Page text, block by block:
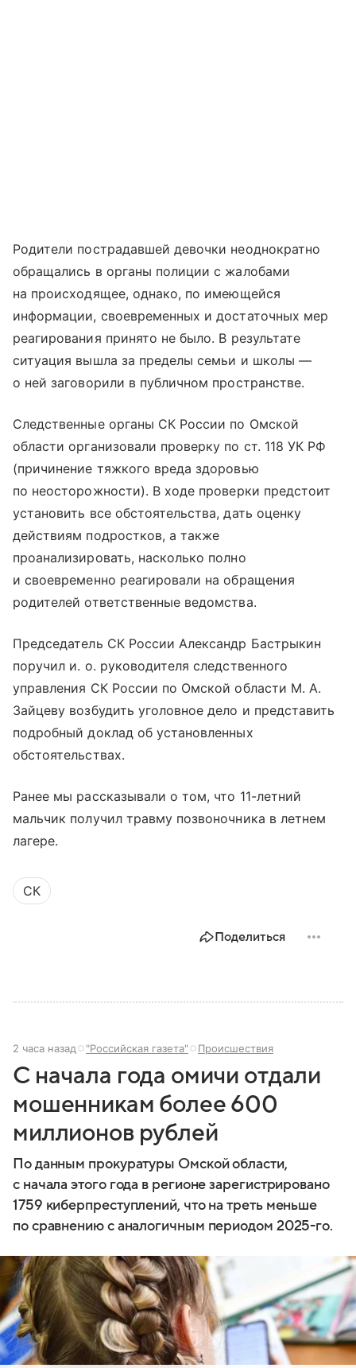
Родители пострадавшей девочки неоднократно
обращались в органы полиции с жалобами
на происходящее, однако, по имеющейся
информации, своевременных и достаточных мер
реагирования принято не было. В результате
ситуация вышла за пределы семьи и школы —
о ней заговорили в публичном пространстве.
Следственные органы СК России по Омской
области организовали проверку по ст. 118 УК РФ
(причинение тяжкого вреда здоровью
по неосторожности). В ходе проверки предстоит
установить все обстоятельства, дать оценку
действиям подростков, а также
проанализировать, насколько полно
и своевременно реагировали на обращения
родителей ответственные ведомства.
Председатель СК России Александр Бастрыкин
поручил и. о. руководителя следственного
управления СК России по Омской области М. А.
Зайцеву возбудить уголовное дело и представить
подробный доклад об установленных
обстоятельствах.
Ранее мы рассказывали о том, что 11-летний
мальчик получил травму позвоночника в летнем
лагере.
СК
Поделиться
2 часа назад "Российская газета" Происшествия
С начала года омичи отдали
мошенникам более 600
миллионов рублей
По данным прокуратуры Омской области,
с начала этого года в регионе зарегистрировано
1759 киберпреступлений, что на треть меньше
по сравнению с аналогичным периодом 2025-го.